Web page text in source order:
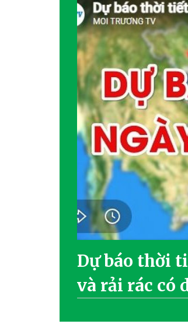
Dự báo thời
và rải rác có